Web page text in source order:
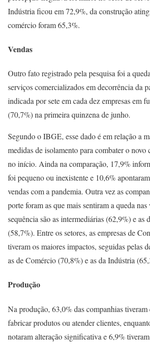
Indústria ficou em 72,9%, da construção
comércio foram 65,3%.
Vendas
Outro fato registrado pela pesquisa foi a
serviços comercializados em decorrência da
indicada por sete em cada dez empresas em
(70,7%) na primeira quinzena de junho.
Segundo o IBGE, esse dado é em relação a
medidas de isolamento para combater o novo
no início. Ainda na comparação, 17,9%
foi pequeno ou inexistente e 10,6%
vendas com a pandemia. Outra vez as
porte foram as que mais sentiram a queda
sequência são as intermediárias (62,9%) e as
(58,7%). Entre os setores, as empresas de
tiveram os maiores impactos, seguidas pelas
as de Comércio (70,8%) e as da Indústria
Produção
Na produção, 63,0% das companhias
fabricar produtos ou atender clientes,
notaram alteração significativa e 6,9%